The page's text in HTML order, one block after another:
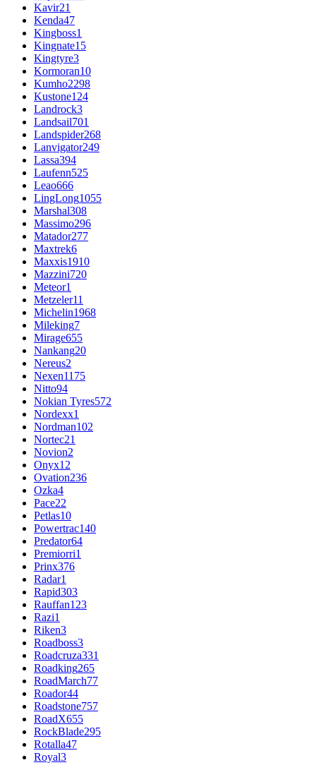
Kavir21
Kenda47
Kingboss1
Kingnate15
Kingtyre3
Kormoran10
Kumho2298
Kustone124
Landrock3
Landsail701
Landspider268
Lanvigator249
Lassa394
Laufenn525
Leao666
LingLong1055
Marshal308
Massimo296
Matador277
Maxtrek6
Maxxis1910
Mazzini720
Meteor1
Metzeler11
Michelin1968
Mileking7
Mirage655
Nankang20
Nereus2
Nexen1175
Nitto94
Nokian Tyres572
Nordexx1
Nordman102
Nortec21
Novion2
Onyx12
Ovation236
Ozka4
Pace22
Petlas10
Powertrac140
Predator64
Premiorri1
Prinx376
Radar1
Rapid303
Rauffan123
Razi1
Riken3
Roadboss3
Roadcruza331
Roadking265
RoadMarch77
Roador44
Roadstone757
RoadX655
RockBlade295
Rotalla47
Royal3